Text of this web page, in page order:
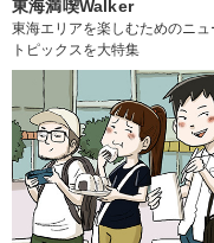
東海満喫Walker
東海エリアを楽しむためのニュ
トピックスを大特集